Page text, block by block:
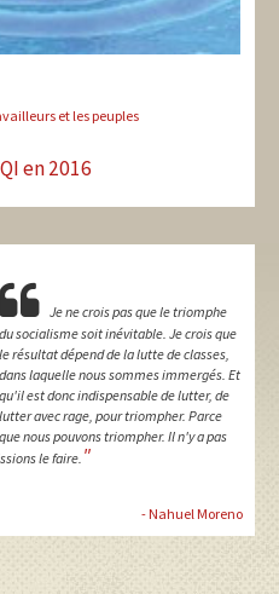
et les peuples
en 2016
Je ne crois pas que le triomphe
du socialisme soit inévitable. Je crois que
le résultat dépend de la lutte de classes,
dans laquelle nous sommes immergés. Et
qu'il est donc indispensable de lutter, de
lutter avec rage, pour triompher. Parce
que nous pouvons triompher. Il n'y a pas
le faire. "
- Nahuel Moreno